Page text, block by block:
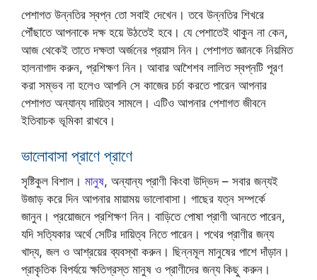
পেশাগত উন্নতির স্বপ্ন তো সবাই দেখেন। তবে উন্নতির শিখরে
পৌঁছাতে আপনাকে দক্ষ হয়ে উঠতেই হবে। যে পেশাতেই থাকুন না কেন,
আজ থেকেই তাতে দক্ষতা অর্জনের প্রয়াস নিন। পেশাগত জ্ঞানকে নিয়মিত
হালনাগাদ করুন, প্রশিক্ষণ নিন। আবার আশৈশব লালিত স্বপ্নটি পূরণ
করা সম্ভব না হলেও আপনি সে কাজের চর্চা করতে পারেন আপনার
পেশাগত অন্যান্য দায়িত্ব সামলে। এটিও আপনার পেশাগত জীবনে
ইতিবাচক ভূমিকা রাখবে।
ভালোবাসা প্রাণে প্রাণে
সৃষ্টিকুল বিশাল। মানুষ, অন্যান্য প্রাণী কিংবা উদ্ভিদ – সবার জন্যই
উজাড় করে দিন আপনার মায়াময় ভালোবাসা। গাছের যত্ন সম্পর্কে
জানুন। প্রয়োজনে প্রশিক্ষণ নিন। বাড়িতে পোষা প্রাণী আনতে পারেন,
যদি সত্যিকার অর্থে সেটির দায়িত্ব নিতে পারেন। পথের প্রাণীর জন্য
খাদ্য, জল ও আশ্রয়ের ব্যবস্থা করুন। ছিন্নমূল মানুষের পাশে দাঁড়ান।
প্রাকৃতিক বিপর্যয়ে ক্ষতিগ্রস্ত মানুষ ও প্রাণীদের জন্য কিছু করুন।